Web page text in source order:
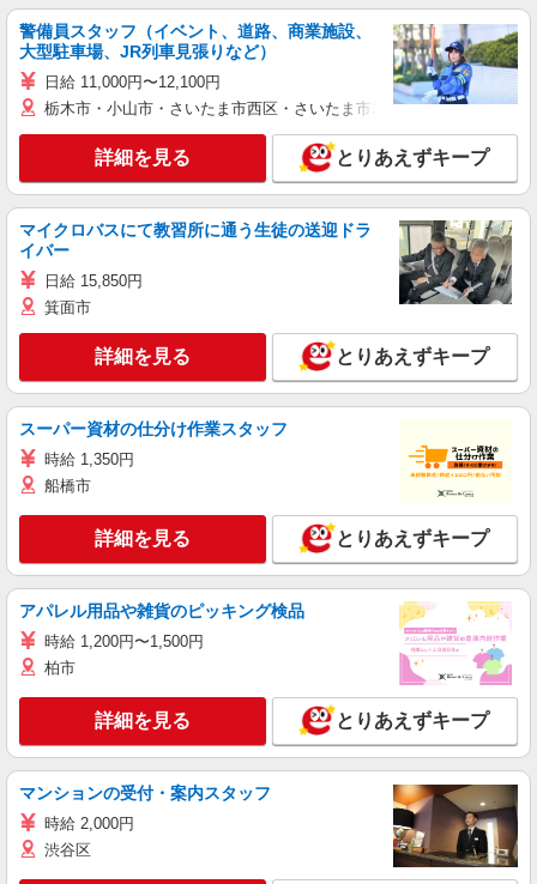
警備員スタッフ（イベント、道路、商業施設、
大型駐車場、JR列車見張りなど）
日給 11,000円〜12,100円
栃木市・小山市・さいたま市西区・さいたま市岩槻区・久喜市・蓮田
詳細を見る とりあえずキープ
マイクロバスにて教習所に通う生徒の送迎ドラ
イバー
日給 15,850円
箕面市
詳細を見る とりあえずキープ
スーパー資材の仕分け作業スタッフ
時給 1,350円
船橋市
詳細を見る とりあえずキープ
アパレル用品や雑貨のピッキング検品
時給 1,200円〜1,500円
柏市
詳細を見る とりあえずキープ
マンションの受付・案内スタッフ
時給 2,000円
渋谷区